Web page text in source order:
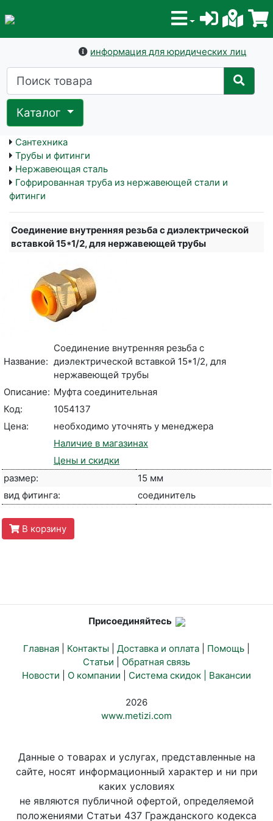
информация для юридических лиц
Каталог
Сантехника
Трубы и фитинги
Нержавеющая сталь
Гофрированная труба из нержавеющей стали и
фитинги
Соединение внутренняя резьба с диэлектрической
вставкой 15*1/2, для нержавеющей трубы
Название:
Соединение внутренняя резьба с
диэлектрической вставкой 15*1/2, для
нержавеющей трубы
Описание: Муфта соединительная
Код:
1054137
Цена:
необходимо уточнять у менеджера
Наличие в магазинах
Цены и скидки
размер:
15 мм
вид фитинга:
соединитель
В корзину
Присоединяйтесь
Главная Контакты Доставка и оплата Помощь
Статьи
Обратная связь
Новости
О компании Система скидок | Вакансии
2026
www.metizi.com
Данные о товарах и услугах, представленные на
сайте, носят информационный характер и ни при
каких условиях
не являются публичной офертой, определяемой
положениями Статьи 437 Гражданского кодекса